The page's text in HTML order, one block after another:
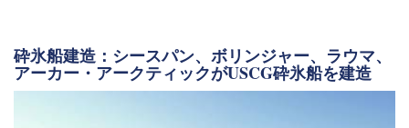
砕氷船建造：シースパン、ボリンジャー、ラウマ、
アーカー・アークティックがUSCG砕氷船を建造